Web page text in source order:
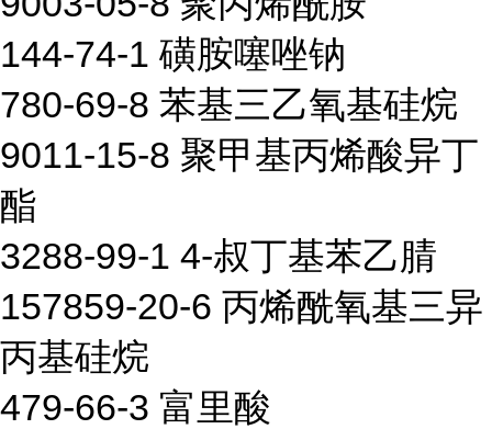
144-74-1 磺胺噻唑钠
780-69-8 苯基三乙氧基硅烷
9011-15-8 聚甲基丙烯酸异丁
酯
3288-99-1 4-叔丁基苯乙腈
157859-20-6 丙烯酰氧基三异
丙基硅烷
479-66-3 富里酸